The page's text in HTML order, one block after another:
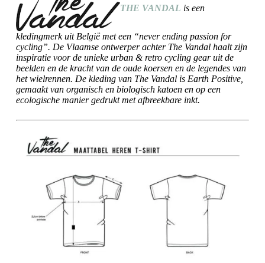
THE VANDAL is een
kledingmerk uit België met een “never ending passion for
cycling”. De Vlaamse ontwerper achter The Vandal haalt zijn
inspiratie voor de unieke urban & retro cycling gear uit de
beelden en de kracht van de oude koersen en de legendes van
het wielrennen. De kleding van The Vandal is Earth Positive,
gemaakt van organisch en biologisch katoen en op een
ecologische manier gedrukt met afbreekbare inkt.